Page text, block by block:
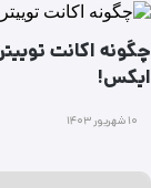
چگونه اکانت
ایکس!
۱۰ شهریور ۱۴۰۳